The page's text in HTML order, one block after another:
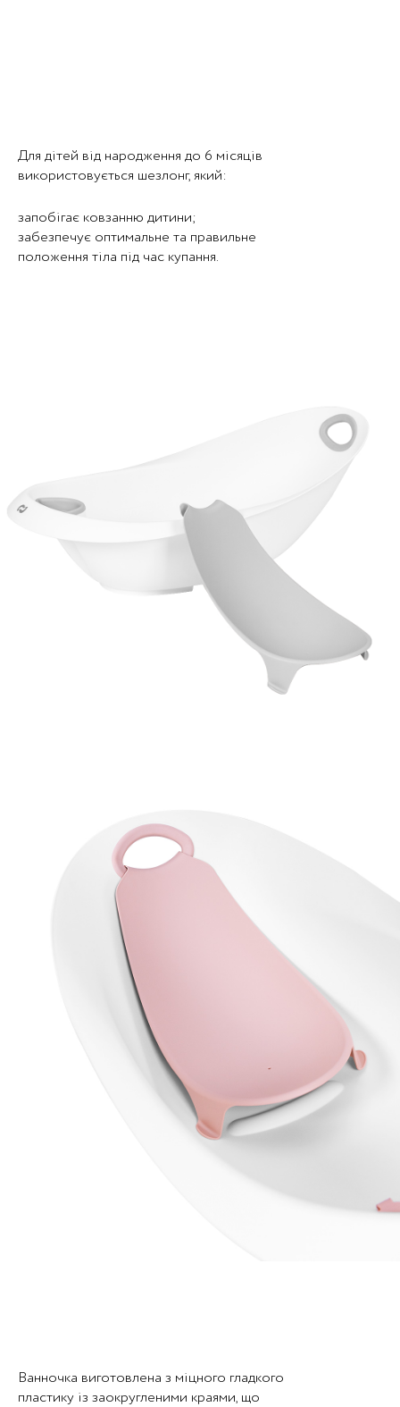
Для дітей від народження до 6 місяців
використовується шезлонг, який:
запобігає ковзанню дитини;
забезпечує оптимальне та правильне
положення тіла під час купання.
Ванночка виготовлена з міцного гладкого
пластику із заокругленими краями, що